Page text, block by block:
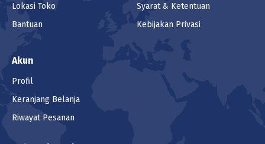
Lokasi Toko
Bantuan
Syarat & Ketentuan
Kebijakan Privasi
Akun
Profil
Keranjang Belanja
Riwayat Pesanan